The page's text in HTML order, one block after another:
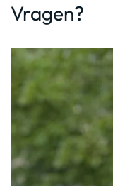
Vragen?